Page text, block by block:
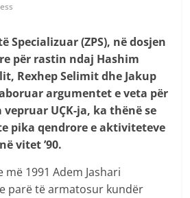
Specializuar (ZPS), në dosjen
për rastin ndaj Hashim
Rexhep Selimit dhe Jakup
argumentet e veta për
UÇK-ja, ka thënë se
pika qendrore e aktiviteteve
vitet ’90.
1991 Adem Jashari
parë të armatosur kundër